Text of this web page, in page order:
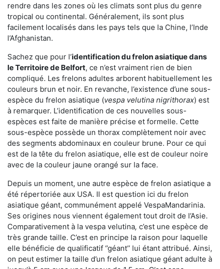
rendre dans les zones où les climats sont plus du genre
tropical ou continental. Généralement, ils sont plus
facilement localisés dans les pays tels que la Chine, l’Inde
l’Afghanistan.
Sachez que pour l’identification du frelon asiatiquedans
le Territoire de Belfort, ce n’est vraiment rien de bien
compliqué. Les frelons adultes arborent habituellement les
couleurs brun et noir. En revanche, l’existence d’une sous-
espèce du frelon asiatique (vespa velutina nigrithorax) est
à remarquer. L’identification de ces nouvelles sous-
espèces est faite de manière précise et formelle. Cette
sous-espèce possède un thorax complètement noir avec
des segments abdominaux en couleur brune. Pour ce qui
est de la tête du frelon asiatique, elle est de couleur noire
avec de la couleur jaune orangé sur la face.
Depuis un moment, une autre espèce de frelon asiatique a
été répertoriée aux USA. Il est question ici du frelon
asiatique géant, communément appelé VespaMandarinia.
Ses origines nous viennent également tout droit de l’Asie.
Comparativement à la vespa velutina, c’est une espèce de
très grande taille. C’est en principe la raison pour laquelle
elle bénéficie de qualificatif ‘’géant’’ lui étant attribué. Ainsi,
on peut estimer la taille d’un frelon asiatique géant adulte à